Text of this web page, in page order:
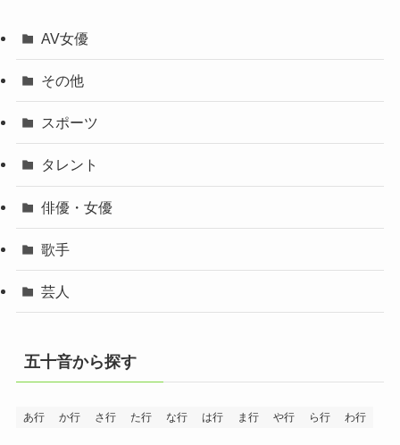
AV女優
その他
スポーツ
タレント
俳優・女優
歌手
芸人
五十音から探す
あ行 か行 さ行 た行 な行 は行 ま行 や行 ら行 わ行